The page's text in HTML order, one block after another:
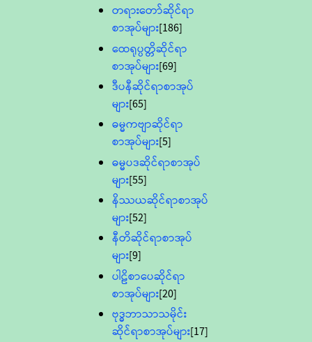
တရားတော်ဆိုင်ရာ
စာအုပ်များ[186]
ထေရုပ္ပတ္တိဆိုင်ရာ
စာအုပ်များ[69]
ဒီပနီဆိုင်ရာစာအုပ်
များ[65]
ဓမ္မကဗျာဆိုင်ရာ
စာအုပ်များ[5]
ဓမ္မပဒဆိုင်ရာစာအုပ်
များ[55]
နိဿယဆိုင်ရာစာအုပ်
များ[52]
နီတိဆိုင်ရာစာအုပ်
များ[9]
ပါဠိစာပေဆိုင်ရာ
စာအုပ်များ[20]
ဗုဒ္ဓဘာသာသမိုင်း
ဆိုင်ရာစာအုပ်များ[17]